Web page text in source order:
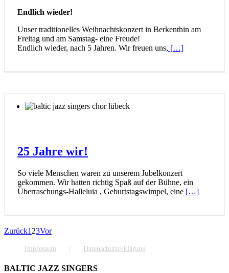
Endlich wieder!
Unser traditionelles Weihnachtskonzert in Berkenthin am
Freitag und am Samstag- eine Freude!
Endlich wieder, nach 5 Jahren. Wir freuen uns, […]
25 Jahre wir!
So viele Menschen waren zu unserem Jubelkonzert
gekommen. Wir hatten richtig Spaß auf der Bühne, ein
Überraschungs-Halleluia , Geburtstagswimpel, eine […]
Zurück1 23Vor
Impressum Datenschutzerklärung
BALTIC JAZZ SINGERS